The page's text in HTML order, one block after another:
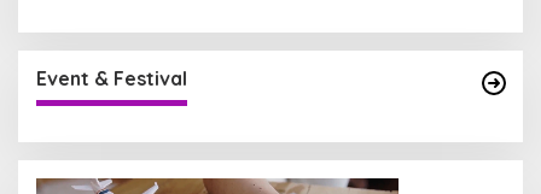
Event & Festival